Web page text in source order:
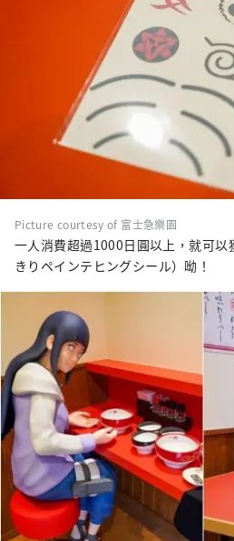
Picture courtesy of 富士急樂園
一人消費超過1000日圓以上，就可以
きりペインテヒングシール）呦！